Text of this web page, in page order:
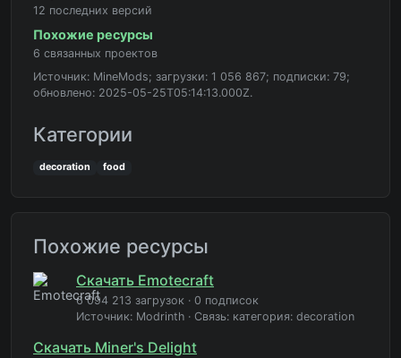
12 последних версий
Похожие ресурсы
6 связанных проектов
Источник: MineMods; загрузки: 1 056 867; подписки: 79;
обновлено: 2025-05-25T05:14:13.000Z.
Категории
decoration food
Похожие ресурсы
Скачать Emotecraft
6 094 213 загрузок · 0 подписок
Источник: Modrinth · Связь: категория: decoration
Скачать Miner's Delight